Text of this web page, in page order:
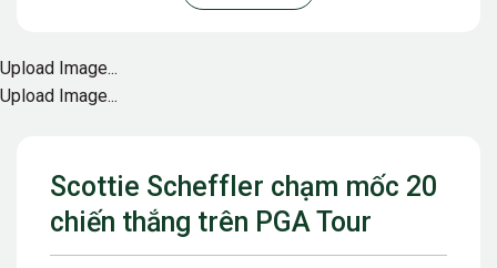
Scottie Scheffler chạm mốc 20
chiến thắng trên PGA Tour
Upload Image...
Upload Image...